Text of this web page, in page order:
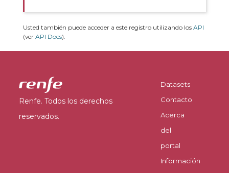
Usted también puede acceder a este registro utilizando los API
(ver API Docs).
Renfe. Todos los derechos
reservados.
Datasets
Contacto
Acerca
del
portal
Información